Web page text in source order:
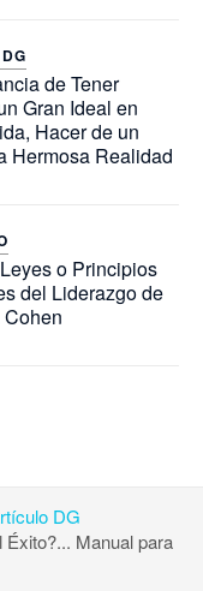
de Tener
Gran Ideal en
Hacer de un
Hermosa Realidad
o Principios
del Liderazgo de
DG
Manual para